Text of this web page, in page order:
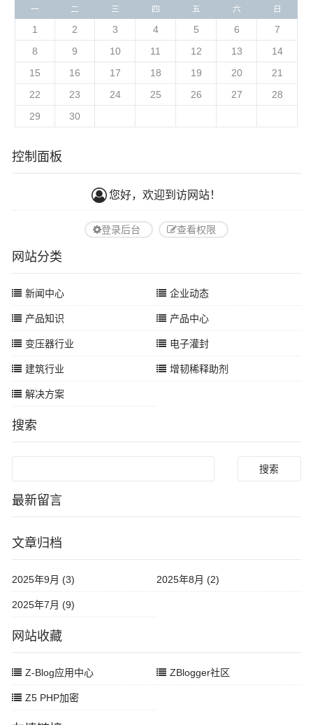
一 二 三 四 五 六 日
1 2 3 4 5 6
7
8
9 10 11 12 13
14
15
16 17 18 19 20
21
22
23 24 25 26 27
28
29
30
控制面板
您好，欢迎到访网站！
登录后台 查看权限
网站分类
新闻中心 企业动态
产品知识 产品中心
变压器行业 电子灌封
建筑行业 增韧稀释助剂
解决方案
搜索
最新留言
文章归档
2025年9月 (3) 2025年8月 (2)
2025年7月 (9)
网站收藏
Z-Blog应用中心 ZBlogger社区
Z5 PHP加密